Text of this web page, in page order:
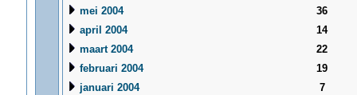
mei 2004
36
april 2004
14
maart 2004
22
februari 2004
19
januari 2004
7